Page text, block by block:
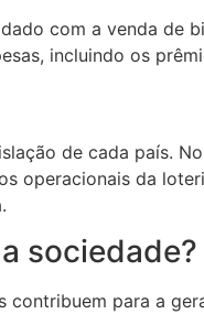
com a venda de
incluindo os
de cada país.
operacionais da
sociedade?
para a